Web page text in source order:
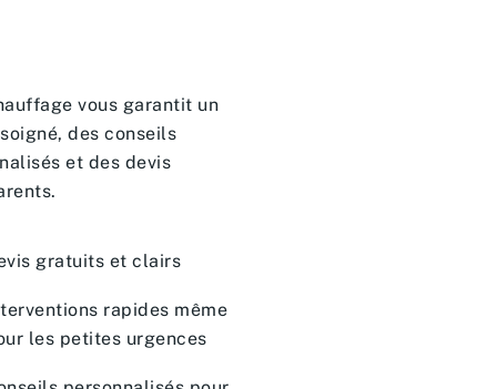
vous garantit un
des conseils
et des devis
gratuits et clairs
rapides même
les petites urgences